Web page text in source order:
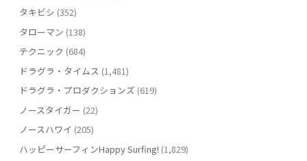
タキビシ (352)
タローマン (138)
テクニック (684)
ドラグラ・タイムス (1,481)
ドラグラ・プロダクションズ (619)
ノースタイガー (22)
ノースハワイ (205)
ハッピーサーフィンHappy Surfing! (1,829)